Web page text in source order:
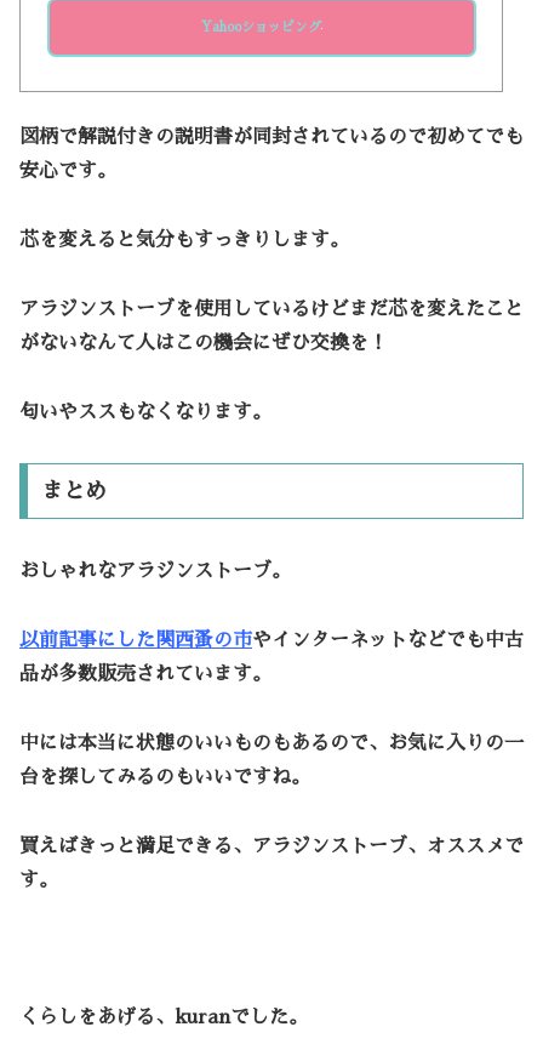
Yahooショッピング
図柄で解説付きの説明書が同封されているので初めてでも
安心です。
芯を変えると気分もすっきりします。
アラジンストーブを使用しているけどまだ芯を変えたこと
がないなんて人はこの機会にぜひ交換を！
匂いやススもなくなります。
まとめ
おしゃれなアラジンストーブ。
以前記事にした関西蚤の市やインターネットなどでも中古
品が多数販売されています。
中には本当に状態のいいものもあるので、お気に入りの一
台を探してみるのもいいですね。
買えばきっと満足できる、アラジンストーブ、オススメで
す。
くらしをあげる、kuranでした。